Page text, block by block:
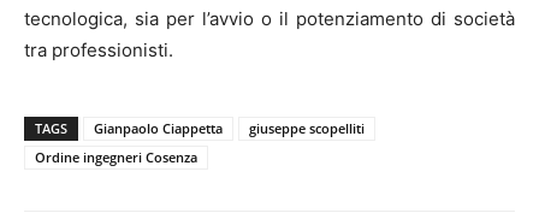
tecnologica, sia per l’avvio o il potenziamento di società
tra professionisti.
TAGS Gianpaolo Ciappetta
giuseppe scopelliti
Ordine ingegneri Cosenza